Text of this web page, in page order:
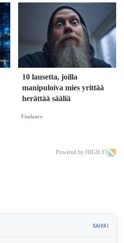
10 lausetta, joilla
manipuloiva mies yrittää
herättää sääliä
Findance
Powered by HIGH.FI
KAIKKI